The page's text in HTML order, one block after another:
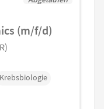
(m/f/d)
Krebsbiologie